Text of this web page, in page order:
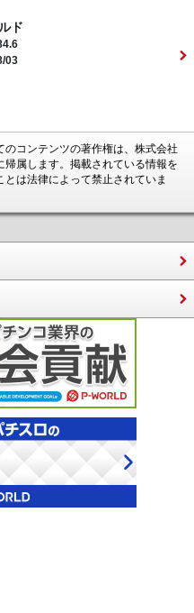
ド
03
コンテンツの著作権は、株式会社
属します。掲載されている情報を
は法律によって禁止されていま